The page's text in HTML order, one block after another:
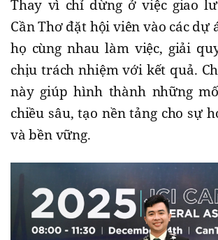
Thay vì chỉ dừng ở việc giao
Cần Thơ đặt hội viên vào các dự
họ cùng nhau làm việc, giải
chịu trách nhiệm với kết quả.
này giúp hình thành những
chiều sâu, tạo nền tảng cho sự
và bền vững.